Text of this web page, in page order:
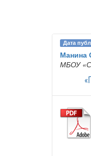
Дата
Манина
МБОУ